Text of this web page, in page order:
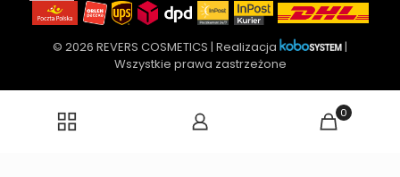
© 2026 REVERS COSMETICS | Realizacja
|
Wszystkie prawa zastrzeżone
0